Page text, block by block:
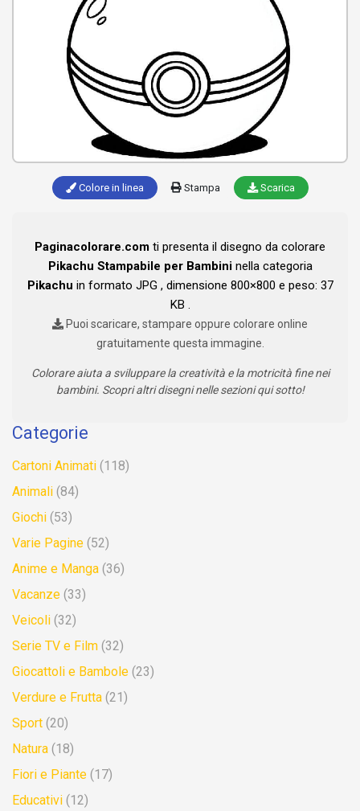
Colore in linea Stampa Scarica
Paginacolorare.com ti presenta il disegno da colorare
Pikachu Stampabile per Bambininella categoria
Pikachu in formato JPG , dimensione 800×800 e peso: 37
KB .
Puoi scaricare, stampare oppure colorare online
gratuitamente questa immagine.
Colorare aiuta a sviluppare la creatività e la motricità fine nei
bambini. Scopri altri disegni nelle sezioni qui sotto!
Categorie
Cartoni Animati (118)
Animali (84)
Giochi (53)
Varie Pagine (52)
Anime e Manga (36)
Vacanze (33)
Veicoli (32)
Serie TV e Film (32)
Giocattoli e Bambole (23)
Verdure e Frutta (21)
Sport (20)
Natura (18)
Fiori e Piante (17)
Educativi (12)